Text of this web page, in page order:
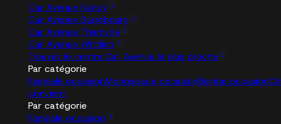
Car Avenue Nancy
Car Avenue Sarrebourg
Car Avenue Thionville
Car Avenue Wittlich
Trouvez le centre Car Avenue le plus proche
Par catégorie
Familiale occasionMonospace occasionBerline occasion
convient
Par catégorie
Familiale occasion